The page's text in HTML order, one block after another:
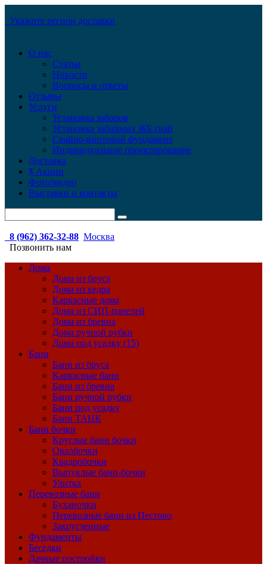
Укажите регион доставки
О нас
Статьи
Новости
Вопросы и ответы
Отзывы
Услуги
Установка заборов
Установка забивных ЖБ свай
Свайно-винтовой фундамент
Индивидуальное проектирование
Доставка
$ Акции
Фото/видео
Выставки и контакты
8 (962) 362-32-88 Москва
Позвонить нам
Дома
Дома из бруса
Дома из кедра
Каркасные дома
Дома из СИП-панелей
Дома из бревна
Дома ручной рубки
Дома под усадку (15)
Бани
Бани из бруса
Каркасные бани
Бани из бревна
Бани ручной рубки
Бани под усадку
Бани ТАНК
Бани бочки
Круглые бани бочки
Овалбочки
Квадробочки
Выпуклые бани-бочки
Улитка
Перевозные бани
Буханочки
Перевозные бани из Пестово
Закругленные
Фундаменты
Беседки
Дачные постройки